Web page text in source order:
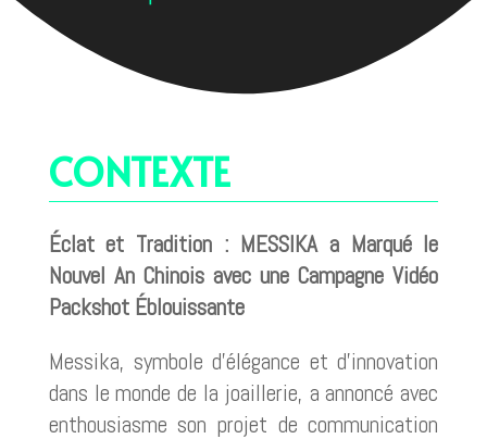
CONTEXTE
Éclat et Tradition : MESSIKA a Marqué le
Nouvel An Chinois avec une Campagne Vidéo
Packshot Éblouissante
Messika, symbole d’élégance et d’innovation
dans le monde de la joaillerie, a annoncé avec
enthousiasme son projet de communication